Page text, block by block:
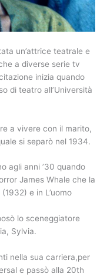
un’attrice teatrale e
a diverse serie tv
inizia quando
di teatro all’Università
a vivere con il marito,
si separò nel 1934.
agli anni ’30 quando
James Whale che la
e in L’uomo
lo sceneggiatore
Sylvia.
nella sua carriera,per
e passò alla 20th